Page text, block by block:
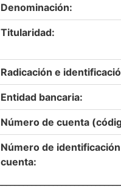
Denominación:
Titularidad:
Radicación e
Entidad bancaria:
Número de cuenta
Número de
cuenta: